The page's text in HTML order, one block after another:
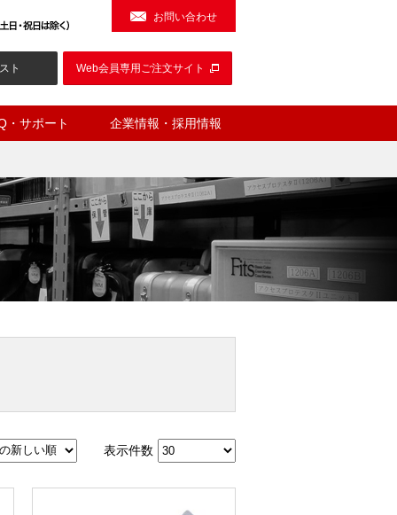
お問い合わせ
ト Web会員専用ご注文サイト
・サポート 企業情報・採用情報
表示件数